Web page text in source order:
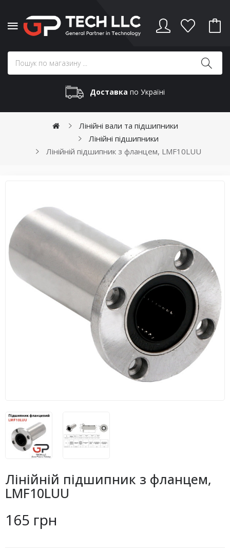
Доставка по Україні
Лінійні вали та підшипники
Лінійні підшипники
Лінійній підшипник з фланцем, LMF10LUU
Лінійній підшипник з фланцем,
LMF10LUU
165 грн